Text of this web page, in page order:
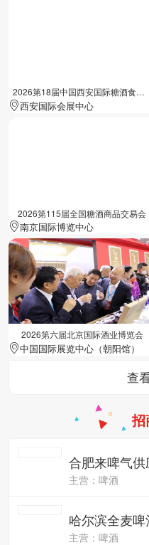
2026第18届中国西安国际糖酒食品展览会
西安国际会展中心
2026第115届全国糖酒商品交易会
南京国际博览中心
2026第六届北京国际酒业博览会
中国国际展览中心（朝阳馆）
查
招
合肥来啤气
主营：啤酒
哈尔滨全麦
主营：啤酒